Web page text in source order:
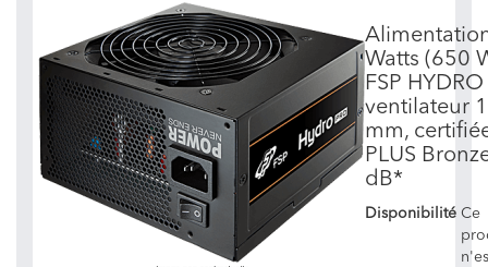
Watts (650
FSP HYDRO
ventilateur
mm,
PLUS
dB*
Disponibilité Ce